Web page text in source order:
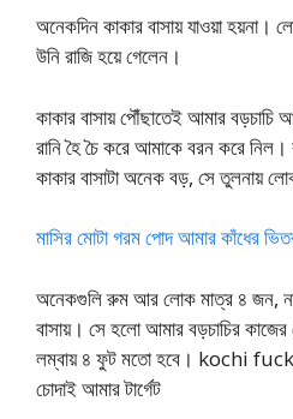
অনেকদিন কাকার বাসায় যাওয়া হয়না।
উনি রাজি হয়ে গেলেন।
কাকার বাসায় পৌঁছাতেই আমার
রানি হৈ চৈ করে আমাকে বরন করে নিল।
কাকার বাসাটা অনেক বড়, সে তুলনায়
মাসির মোটা গরম পোদ আমার কাঁধের
অনেকগুলি রুম আর লোক মাত্র ৪ জন,
বাসায়। সে হলো আমার বড়চাচির
লম্বায় ৪ ফুট মতো হবে। kochi
চোদাই আমার টার্গেট